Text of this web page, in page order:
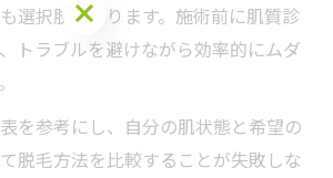
選択肢となります。施術前に肌質診
トラブルを避けながら効率的にムダ
を参考にし、自分の肌状態と希望の
脱毛方法を比較することが失敗しな
ご予約はこちら